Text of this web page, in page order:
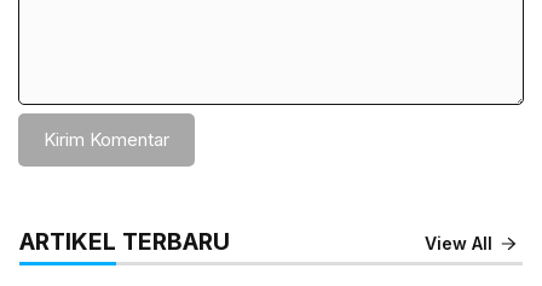
ARTIKEL TERBARU View All